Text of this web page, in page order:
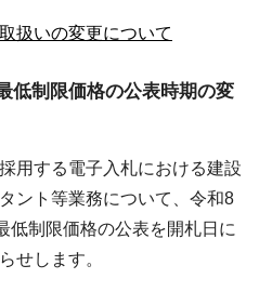
扱いの変更について
低制限価格の公表時期の変
用する電子入札における建設
ント等業務について、令和8
低制限価格の公表を開札日に
せします。